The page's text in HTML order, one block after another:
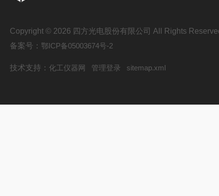
Copyright © 2026 四方光电股份有限公司 All Rights
备案号： 鄂ICP备05003674号-2
技术支持： 化工仪器网 管理登录 sitemap.xml